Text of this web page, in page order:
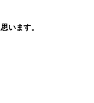
います。